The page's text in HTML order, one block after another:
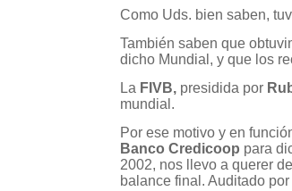
Como Uds. bien saben,
También saben que
dicho Mundial, y que los
La FIVB, presidida por
mundial.
Por ese motivo y en
Banco Credicoop para
2002, nos llevo a querer
balance final. Auditado por